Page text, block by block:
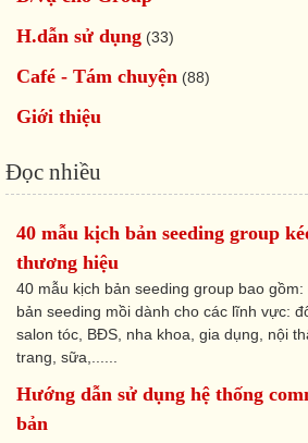
H.dẫn sử dụng (33)
Café - Tám chuyện (88)
Giới thiệu
Đọc nhiều
40 mẫu kịch bản seeding group
thương hiệu
40 mẫu kịch bản seeding group bao
bản seeding mồi dành cho các lĩnh vực:
salon tóc, BĐS, nha khoa, gia dụng, nội
trang, sữa,......
Hướng dẫn sử dụng hệ thống
bản